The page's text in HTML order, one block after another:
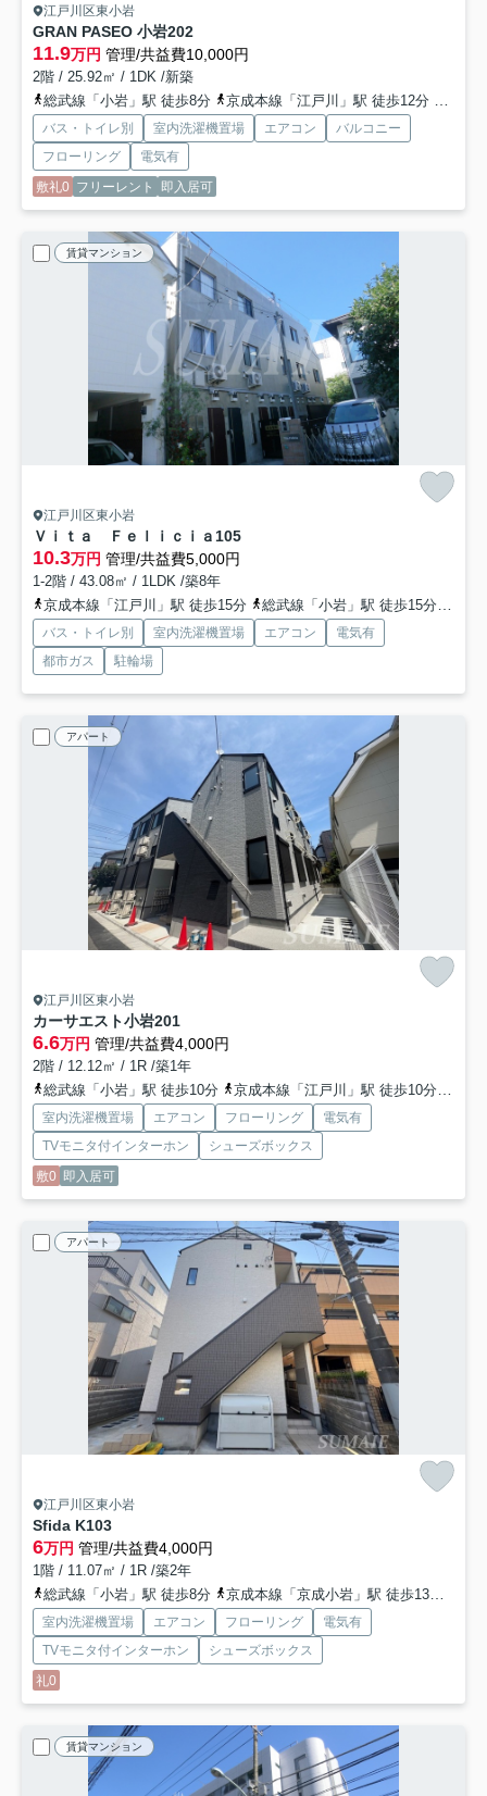
江戸川区東小岩
GRAN PASEO 小岩202
11.9万円 管理/共益費10,000円
2階 / 25.92㎡ / 1DK /新築
総武線「小岩」駅 徒歩8分
京成本線「江戸川」駅 徒歩12分 京成
バス・トイレ別 室内洗濯機置場 エアコン
バルコニー
フローリング
電気有
敷礼0 フリーレント 即入居可
賃貸マンション
江戸川区東小岩
Ｖｉｔａ Ｆｅｌｉｃｉａ105
10.3万円 管理/共益費5,000円
1-2階 / 43.08㎡ / 1LDK /築8年
京成本線「江戸川」駅 徒歩15分
総武線「小岩」駅 徒歩15分
バス・トイレ別 室内洗濯機置場 エアコン
電気有
都市ガス
駐輪場
アパート
江戸川区東小岩
カーサエスト小岩201
6.6万円 管理/共益費4,000円
2階 / 12.12㎡ / 1R /築1年
総武線「小岩」駅 徒歩10分
京成本線「江戸川」駅 徒歩10分
室内洗濯機置場 エアコン フローリング
電気有
TVモニタ付インターホン
シューズボックス
敷0 即入居可
アパート
江戸川区東小岩
Sfida K103
6万円 管理/共益費4,000円
1階 / 11.07㎡ / 1R /築2年
総武線「小岩」駅 徒歩8分
京成本線「京成小岩」駅 徒歩13分
室内洗濯機置場 エアコン フローリング
電気有
TVモニタ付インターホン
シューズボックス
礼0
賃貸マンション